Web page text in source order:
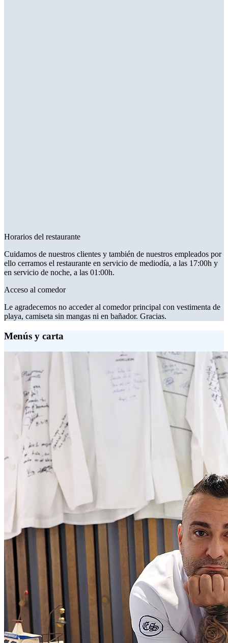
Horarios del restaurante
Cuidamos de nuestros clientes y también de nuestros empleados por
ello cerramos el restaurante en servicio de mediodía, a las 17:00h y
en servicio de noche, a las 01:00h.
Acceso al comedor
Le agradecemos no acceder al comedor principal con vestimenta de
playa, camiseta sin mangas ni en bañador. Gracias.
Menús y carta